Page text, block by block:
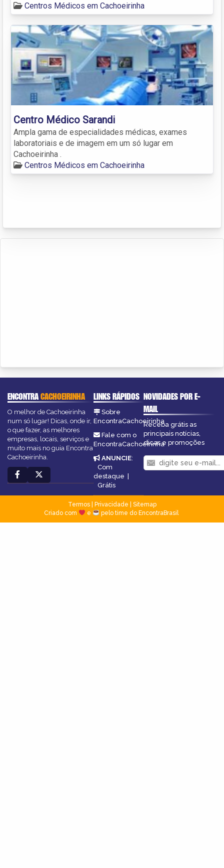
Centros Médicos em Cachoeirinha
Centro Médico Sarandi
Ampla gama de especialidades médicas, exames
laboratoriais e de imagem em um só lugar em
Cachoeirinha .
Centros Médicos em Cachoeirinha
ENCONTRACACHOEIRINHA
O melhor de Cachoeirinha
num só lugar! Dicas, onde ir,
o que fazer, as melhores
empresas, locais, serviços e
muito mais no guia Encontra
Cachoeirinha.
LINKS RÁPIDOS
Sobre
EncontraCachoeirinha
Fale com o
EncontraCachoeirinha
ANUNCIE:
Com
destaque |
Grátis
NOVIDADES POR E-
MAIL
Receba grátis as
principais notícias,
dicas e promoções
Termos| Privacidade
Sitemap
Criado com
e pelo time do EncontraBrasil